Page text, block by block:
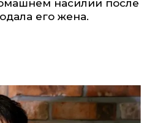
насилии после
его жена.